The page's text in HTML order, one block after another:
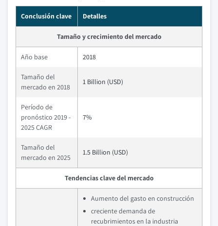
Conclusión clave Detalles
Tamaño y crecimiento del mercado
Año base 2018
Tamaño del
mercado en 2018
1 Billion (USD)
Período de
pronóstico 2019 -
2025 CAGR
7%
Tamaño del
mercado en 2025
1.5 Billion (USD)
Tendencias clave del mercado
Aumento del gasto en construcción
creciente demanda de
recubrimientos en la industria